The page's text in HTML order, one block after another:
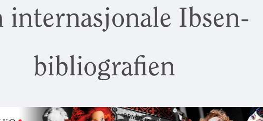
internasjonale Ibsen-
bibliografien